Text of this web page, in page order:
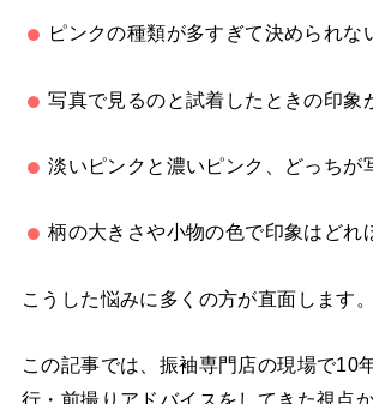
ピンクの種類が多すぎて決められな
写真で見るのと試着したときの印象
淡いピンクと濃いピンク、どっちが
柄の大きさや小物の色で印象はどれ
こうした悩みに多くの方が直面します。
この記事では、振袖専門店の現場で10
行・前撮りアドバイスをしてきた視点